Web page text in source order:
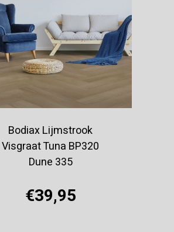
Bodiax Lijmstrook
Visgraat Tuna BP320
Dune 335
€39,95